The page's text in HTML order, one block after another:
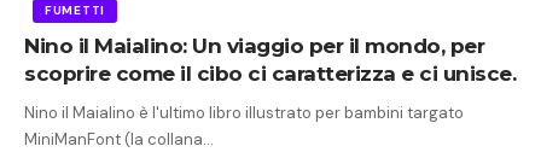
FUMETTI
Nino il Maialino: Un viaggio per il mondo, per
scoprire come il cibo ci caratterizza e ci unisce.
Nino il Maialino è l'ultimo libro illustrato per bambini targato
MiniManFont (la collana…